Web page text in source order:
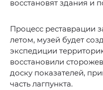
восстановят здания и
Процесс реставрации
летом, музей будет
экспедиции
восстановили
доску показателей,
часть лагпункта.